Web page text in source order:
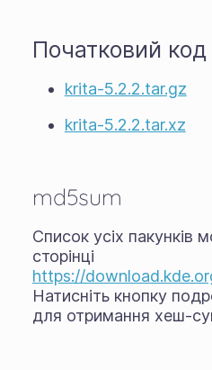
Початковий код
krita-5.2.2.tar.gz
krita-5.2.2.tar.xz
md5sum
Список усіх пакунків
сторінці
https://
Натисніть кнопку
для отримання хеш-